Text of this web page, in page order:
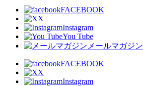
FACEBOOK
X
Instagram
You Tube
メールマガジン
FACEBOOK
X
Instagram